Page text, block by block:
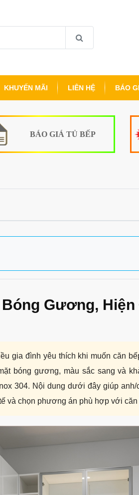
KHUYẾN MÃI LIÊN HỆ BÁO
BÁO GIÁ TỦ BẾP
Gương, Hiện
gia đình yêu thích khi muốn căn
bóng gương, màu sắc sang và
304. Nội dung dưới đây giúp
và chọn phương án phù hợp với căn